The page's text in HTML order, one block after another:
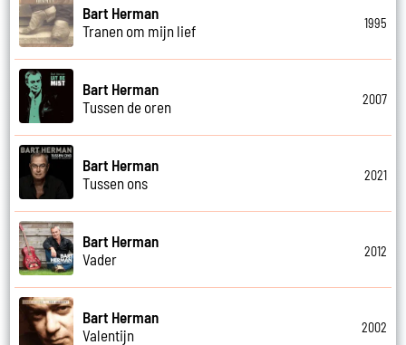
Bart Herman
Tranen om mijn lief
1995
Bart Herman
Tussen de oren
2007
Bart Herman
Tussen ons
2021
Bart Herman
Vader
2012
Bart Herman
Valentijn
2002